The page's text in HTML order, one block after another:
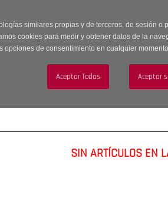
similares propias y de terceros, de sesión
cookies para medir y obtener datos de la
opciones de consentimiento en cualquier
MUJER HOMBRE
SIN ARTÍCULOS EN